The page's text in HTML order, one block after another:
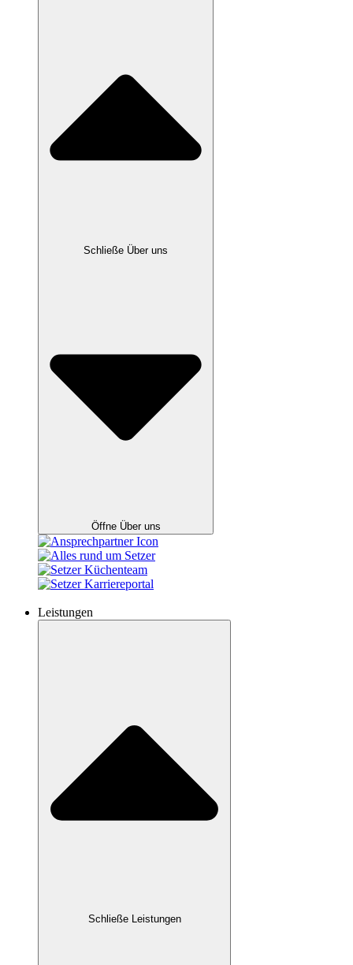
Schließe Über uns
Öffne Über uns
Leistungen
Schließe Leistungen